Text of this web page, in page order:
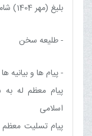
بلیغ (مهر 1404) شامل مطالب زیر منتشر شد:
- طلیعه سخن
- پیام ها و بیانیه ها
پیام معظم له
اسلامی
پیام تسلیت معظم